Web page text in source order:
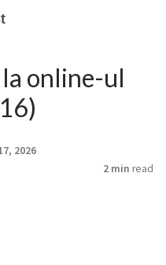
online-ul
2026
2 min read